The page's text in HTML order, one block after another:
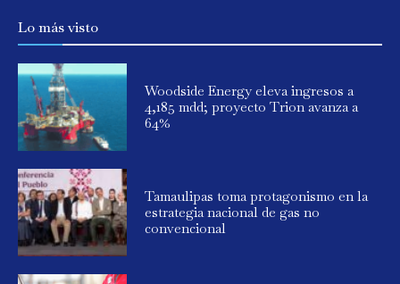
Lo más visto
Woodside Energy eleva ingresos a
4,185 mdd; proyecto Trion avanza a
64%
Tamaulipas toma protagonismo en la
estrategia nacional de gas no
convencional